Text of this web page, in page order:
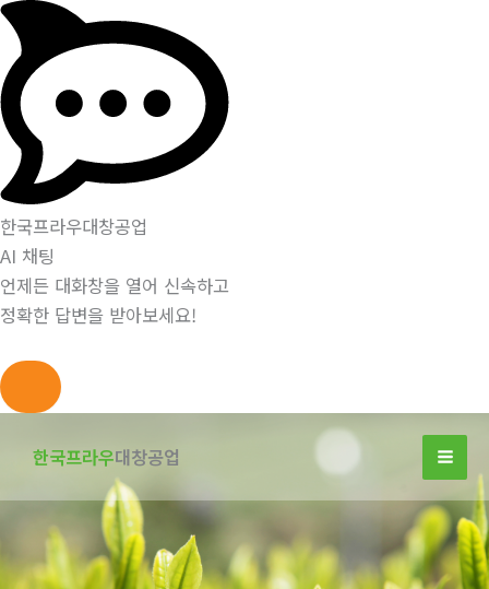
한국프라우대창공업
AI 채팅
언제든 대화창을 열어 신속하고
정확한 답변을 받아보세요!
너
한국프라우대창공업